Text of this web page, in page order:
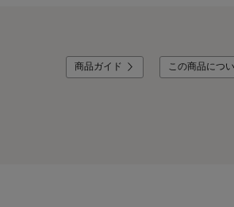
商品ガイド この商品につ